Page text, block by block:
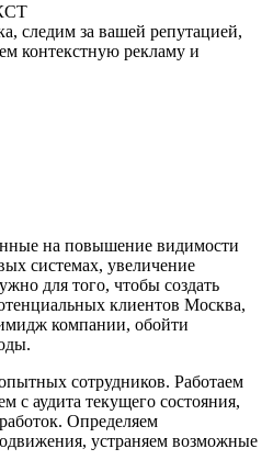
следим за вашей репутацией,
контекстную рекламу и
на повышение видимости
системах, увеличение
для того, чтобы создать
клиентов Москва,
компании, обойти
сотрудников. Работаем
с аудита текущего состояния,
Определяем
устраняем возможные